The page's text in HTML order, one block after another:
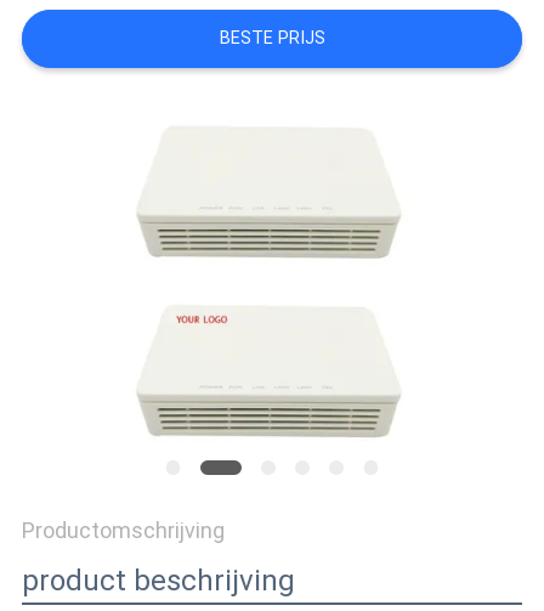
SITEMAP
BESTE PRIJS
Productomschrijving
product beschrijving